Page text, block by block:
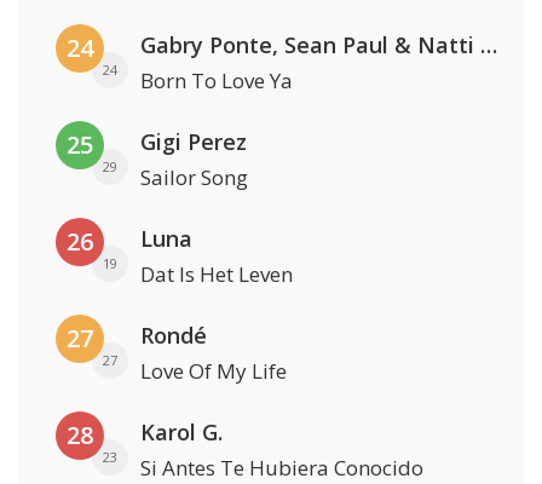
24
24
Gabry Ponte, Sean Paul & Natti Natasha
Born To Love Ya
25
29
Gigi Perez
Sailor Song
26
19
Luna
Dat Is Het Leven
27
27
Rondé
Love Of My Life
28
23
Karol G.
Si Antes Te Hubiera Conocido